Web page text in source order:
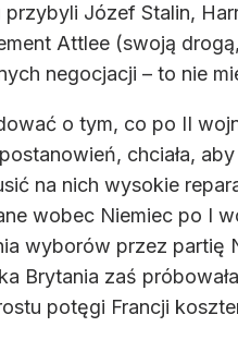
Józef Stalin,
Attlee (swoją
negocjacji – to nie
o tym, co po II
chciała,
na nich wysokie
wobec Niemiec po I
wyborów przez
Brytania zaś
potęgi Francji